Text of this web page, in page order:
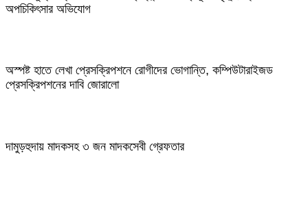
অপচিকিৎসার অভিযোগ
অস্পষ্ট হাতে লেখা প্রেসক্রিপশনে রোগীদের ভোগান্তি, কম্পিউটারাইজড
প্রেসক্রিপশনের দাবি জোরালো
দামুড়হুদায় মাদকসহ ৩ জন মাদকসেবী গ্রেফতার